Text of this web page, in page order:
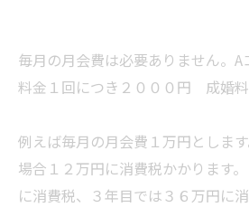
毎月の月会費は必要ありません。A
料金１回につき２０００円 成婚料
例えば毎月の月会費１万円としま
場合１２万円に消費税かかります
に消費税、３年目では３６万円に